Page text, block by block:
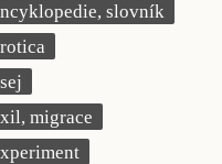
slovník
migrace